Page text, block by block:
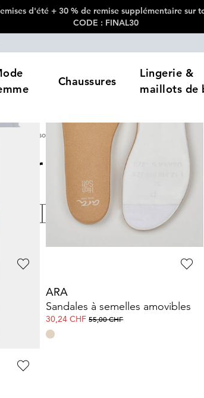
d'été + 30 % de remise supplémentaire sur
CODE : FINAL30
Chaussures
Lingerie &
maillots de
Accessoires pour chaussures
chaussures
ARA
Sandales à semelles amovibles
30,24 CHF55,00 CHF